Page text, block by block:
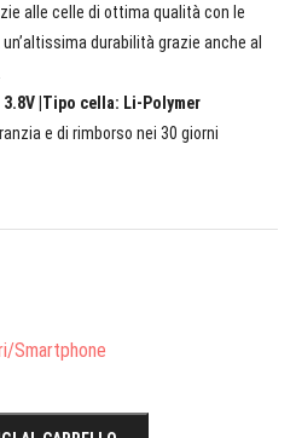
alle celle di ottima qualità con le
durabilità grazie anche al
|Tipo cella: Li-Polymer
e di rimborso nei 30 giorni
Smartphone